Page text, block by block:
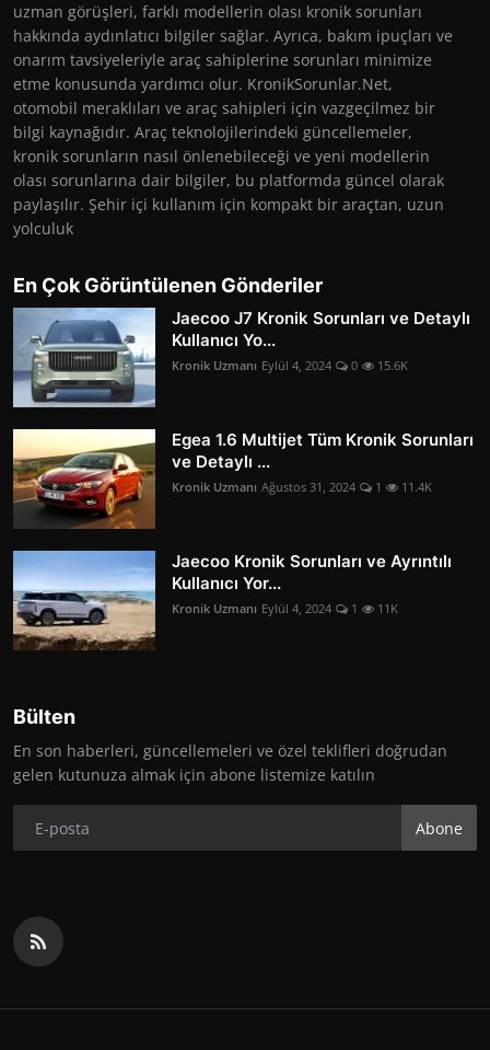
uzman görüşleri, farklı modellerin olası kronik sorunları
hakkında aydınlatıcı bilgiler sağlar. Ayrıca, bakım ipuçları ve
onarım tavsiyeleriyle araç sahiplerine sorunları minimize
etme konusunda yardımcı olur. KronikSorunlar.Net,
otomobil meraklıları ve araç sahipleri için vazgeçilmez bir
bilgi kaynağıdır. Araç teknolojilerindeki güncellemeler,
kronik sorunların nasıl önlenebileceği ve yeni modellerin
olası sorunlarına dair bilgiler, bu platformda güncel olarak
paylaşılır. Şehir içi kullanım için kompakt bir araçtan, uzun
yolculuk
En Çok Görüntülenen Gönderiler
Jaecoo J7 Kronik Sorunları ve Detaylı
Kullanıcı Yo...
Kronik Uzmanı Eylül 4, 2024 0 15.6K
Egea 1.6 Multijet Tüm Kronik Sorunları
ve Detaylı ...
Kronik Uzmanı Ağustos 31, 2024 1 11.4K
Jaecoo Kronik Sorunları ve Ayrıntılı
Kullanıcı Yor...
Kronik Uzmanı Eylül 4, 2024 1 11K
Bülten
En son haberleri, güncellemeleri ve özel teklifleri doğrudan
gelen kutunuza almak için abone listemize katılın
Abone